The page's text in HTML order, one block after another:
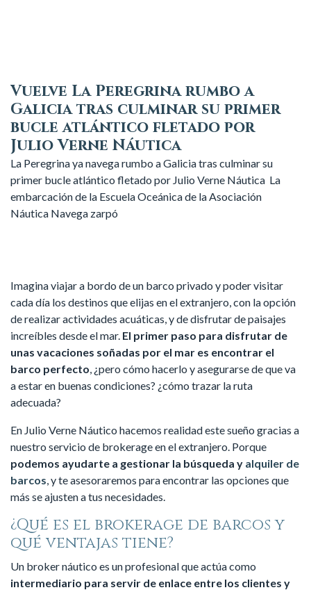
Vuelve La Peregrina rumbo a
Galicia tras culminar su primer
bucle atlántico fletado por
Julio Verne Náutica
La Peregrina ya navega rumbo a Galicia tras culminar su
primer bucle atlántico fletado por Julio Verne Náutica La
embarcación de la Escuela Oceánica de la Asociación
Náutica Navega zarpó
Imagina viajar a bordo de un barco privado y poder visitar
cada día los destinos que elijas en el extranjero, con la opción
de realizar actividades acuáticas, y de disfrutar de paisajes
increíbles desde el mar. El primer paso para disfrutar de
unas vacaciones soñadas por el mar es encontrar el
barco perfecto , ¿pero cómo hacerlo y asegurarse de que va
a estar en buenas condiciones? ¿cómo trazar la ruta
adecuada?
En Julio Verne Náutico hacemos realidad este sueño gracias a
nuestro servicio de brokerage en el extranjero. Porque
podemos ayudarte a gestionar la búsqueda y alquiler de
barcos , y te asesoraremos para encontrar las opciones que
más se ajusten a tus necesidades.
¿Qué es el brokerage de barcos y
qué ventajas tiene?
Un broker náutico es un profesional que actúa como
intermediario para servir de enlace entre los clientes y